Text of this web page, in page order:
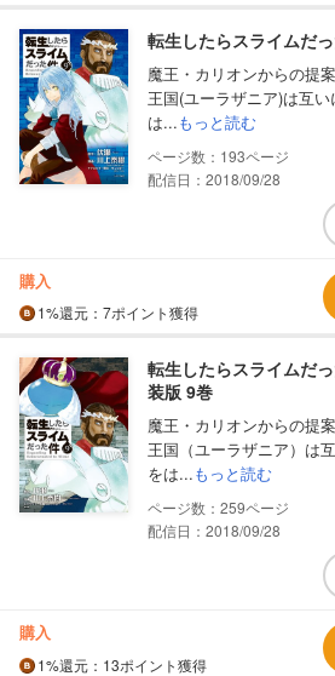
転生したらスライムだ
魔王・カリオンからの提
王国(ユーラザニア)は互
は...もっと読む
193
配信日：2018/09/28
購入
1%還元 ：7ポイント獲得
転生したらスライムだ
装版 9巻
魔王・カリオンからの提
王国（ユーラザニア）は
をは...もっと読む
259
配信日：2018/09/28
購入
1%還元 ：13ポイント獲得